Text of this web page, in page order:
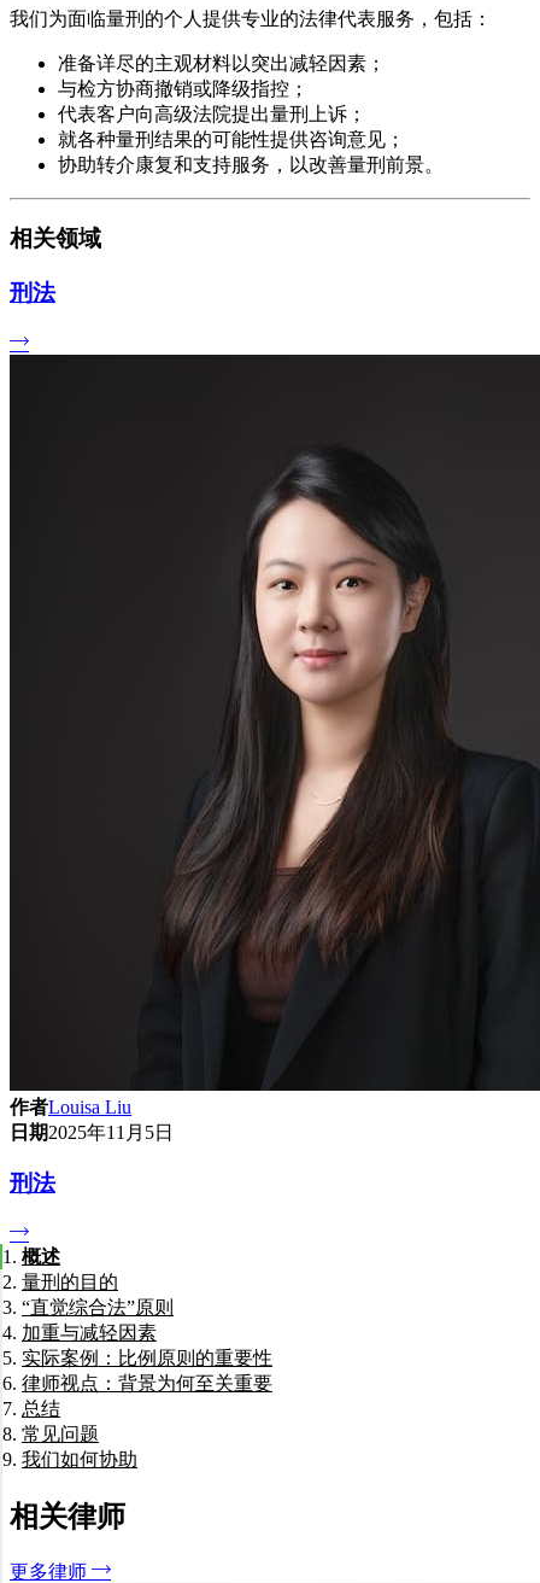
我们为面临量刑的个人提供专业的法律代表服务，包括：
准备详尽的主观材料以突出减轻因素；
与检方协商撤销或降级指控；
代表客户向高级法院提出量刑上诉；
就各种量刑结果的可能性提供咨询意见；
协助转介康复和支持服务，以改善量刑前景。
相关领域
刑法
作者Louisa Liu
日期2025年11月5日
刑法
概述
量刑的目的
“直觉综合法”原则
加重与减轻因素
加重因素
减轻因素
实际案例：比例原则的重要性
律师视点：背景为何至关重要
总结
常见问题
认罪是否意味着我不用坐牢？
如果判决太轻或太重，可以上诉吗？
什么是“强制性量刑”？
每一项罪名都会留下犯罪记录吗？
我们如何协助
相关律师
更多律师